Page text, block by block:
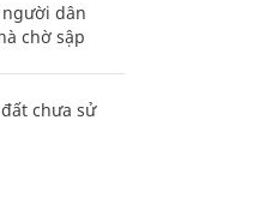
dân
chờ sập
chưa sử